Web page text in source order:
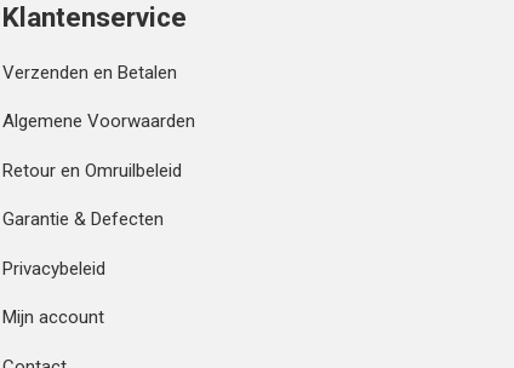
Klantenservice
Verzenden en Betalen
Algemene Voorwaarden
Retour en Omruilbeleid
Garantie & Defecten
Privacybeleid
Mijn account